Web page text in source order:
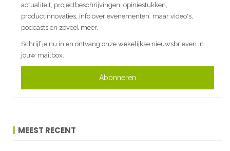
actualiteit, projectbeschrijvingen, opiniestukken,
productinnovaties, info over evenementen, maar video's,
podcasts en zoveel meer.
Schrijf je nu in en ontvang onze wekelijkse nieuwsbrieven in
jouw mailbox.
Abonneren
MEEST RECENT